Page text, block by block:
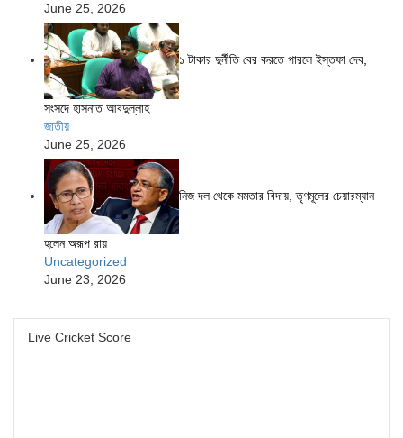
June 25, 2026
১ টাকার দুর্নীতি বের করতে পারলে ইস্তফা দেব,
সংসদে হাসনাত আবদুল্লাহ
জাতীয়
June 25, 2026
নিজ দল থেকে মমতার বিদায়, তৃণমূলের চেয়ারম্যান
হলেন অরূপ রায়
Uncategorized
June 23, 2026
Live Cricket Score